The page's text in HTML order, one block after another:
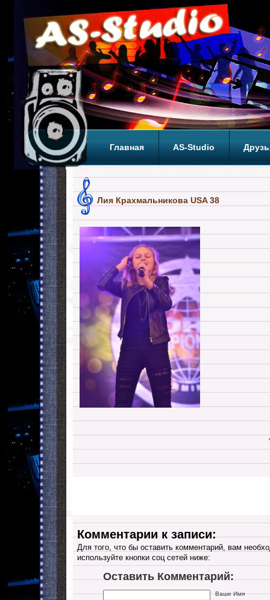
Главная AS-Studio
Лия Крахмальникова USA 38
Комментарии к записи:
Для того, что бы оставить комментарий, вам
используйте кнопки соц сетей ниже:
Оставить Комментарий:
Ваше Имя